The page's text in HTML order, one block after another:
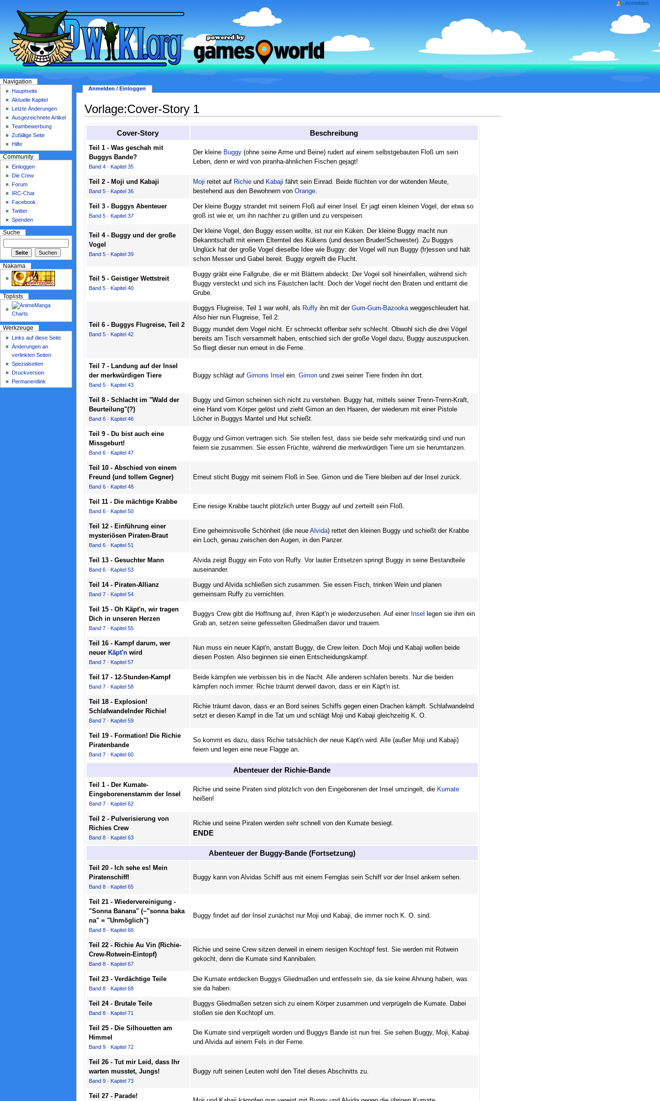
Vorlage:Cover-Story 1
Cover-Story Beschreibung
Teil 1 - Was geschah mit
Buggys Bande?
Band 4· Kapitel 35
Der kleine Buggy(ohne seine Arme und Beine) rudert auf einem selbstgebauten Floß um sein
Leben, denn er wird von piranha-ähnlichen Fischen gejagt!
Teil 2 - Moji und Kabaji
Band 5· Kapitel 36
Moji reitet auf Richieund Kabaji fährt sein Einrad. Beide flüchten vor der wütenden Meute,
bestehend aus den Bewohnern von Orange.
Teil 3 - Buggys Abenteuer
Band 5· Kapitel 37
Der kleine Buggy strandet mit seinem Floß auf einer Insel. Er jagt einen kleinen Vogel, der etwa so
groß ist wie er, um ihn nachher zu grillen und zu verspeisen.
Teil 4 - Buggy und der große
Vogel
Band 5· Kapitel 39
Der kleine Vogel, den Buggy essen wollte, ist nur ein Küken. Der kleine Buggy macht nun
Bekanntschaft mit einem Elternteil des Kükens (und dessen Bruder/Schwester). Zu Buggys
Unglück hat der große Vogel dieselbe Idee wie Buggy: der Vogel will nun Buggy (fr)essen und hält
schon Messer und Gabel bereit. Buggy ergreift die Flucht.
Teil 5 - Geistiger Wettstreit
Band 5· Kapitel 40
Buggy gräbt eine Fallgrube, die er mit Blättern abdeckt. Der Vogel soll hineinfallen, während sich
Buggy versteckt und sich ins Fäustchen lacht. Doch der Vogel riecht den Braten und enttarnt die
Grube.
Teil 6 - Buggys Flugreise, Teil 2
Band 5· Kapitel 42
Buggys Flugreise, Teil 1 war wohl, als Ruffyihn mit der Gum-Gum-Bazookaweggeschleudert hat.
Also hier nun Flugreise, Teil 2:
Buggy mundet dem Vogel nicht. Er schmeckt offenbar sehr schlecht. Obwohl sich die drei Vögel
bereits am Tisch versammelt haben, entschied sich der große Vogel dazu, Buggy auszuspucken.
So fliegt dieser nun erneut in die Ferne.
Teil 7 - Landung auf der Insel
der merkwürdigen Tiere
Band 5· Kapitel 43
Buggy schlägt auf Gimons Insel ein. Gimonund zwei seiner Tiere finden ihn dort.
Teil 8 - Schlacht im "Wald der
Beurteilung"(?)
Band 6· Kapitel 46
Buggy und Gimon scheinen sich nicht zu verstehen. Buggy hat, mittels seiner Trenn-Trenn-Kraft,
eine Hand vom Körper gelöst und zieht Gimon an den Haaren, der wiederum mit einer Pistole
Löcher in Buggys Mantel und Hut schießt.
Teil 9 - Du bist auch eine
Missgeburt!
Band 6· Kapitel 47
Buggy und Gimon vertragen sich. Sie stellen fest, dass sie beide sehr merkwürdig sind und nun
feiern sie zusammen. Sie essen Früchte, während die merkwürdigen Tiere um sie herumtanzen.
Teil 10 - Abschied von einem
Freund (und tollem Gegner)
Band 6· Kapitel 48
Erneut sticht Buggy mit seinem Floß in See. Gimon und die Tiere bleiben auf der Insel zurück.
Teil 11 - Die mächtige Krabbe
Band 6· Kapitel 50
Eine riesige Krabbe taucht plötzlich unter Buggy auf und zerteilt sein Floß.
Teil 12 - Einführung einer
mysteriösen Piraten-Braut
Band 6· Kapitel 51
Eine geheimnisvolle Schönheit (die neue Alvida) rettet den kleinen Buggy und schießt der Krabbe
ein Loch, genau zwischen den Augen, in den Panzer.
Teil 13 - Gesuchter Mann
Band 6· Kapitel 53
Alvida zeigt Buggy ein Foto von Ruffy. Vor lauter Entsetzen springt Buggy in seine Bestandteile
auseinander.
Teil 14 - Piraten-Allianz
Band 7· Kapitel 54
Buggy und Alvida schließen sich zusammen. Sie essen Fisch, trinken Wein und planen
gemeinsam Ruffy zu vernichten.
Teil 15 - Oh Käpt'n, wir tragen
Dich in unseren Herzen
Band 7· Kapitel 55
Buggys Crew gibt die Hoffnung auf, ihren Käpt'n je wiederzusehen. Auf einer Insel
legen sie ihm ein
Grab an, setzen seine gefesselten Gliedmaßen davor und trauern.
Teil 16 - Kampf darum, wer
neuer Käpt'nwird
Band 7· Kapitel 57
Nun muss ein neuer Käpt'n, anstatt Buggy, die Crew leiten. Doch Moji und Kabaji wollen beide
diesen Posten. Also beginnen sie einen Entscheidungskampf.
Teil 17 - 12-Stunden-Kampf
Band 7· Kapitel 58
Beide kämpfen wie verbissen bis in die Nacht. Alle anderen schlafen bereits. Nur die beiden
kämpfen noch immer. Richie träumt derweil davon, dass er ein Käpt'n ist.
Teil 18 - Explosion!
Schlafwandelnder Richie!
Band 7· Kapitel 59
Richie träumt davon, dass er an Bord seines Schiffs gegen einen Drachen kämpft. Schlafwandelnd
setzt er diesen Kampf in die Tat um und schlägt Moji und Kabaji gleichzeitig K. O.
Teil 19 - Formation! Die Richie
Piratenbande
Band 7· Kapitel 60
So kommt es dazu, dass Richie tatsächlich der neue Käpt'n wird. Alle (außer Moji und Kabaji)
feiern und legen eine neue Flagge an.
Abenteuer der Richie-Bande
Teil 1 - Der Kumate-
Eingeborenenstamm der Insel
Band 7· Kapitel 62
Richie und seine Piraten sind plötzlich von den Eingeborenen der Insel umzingelt, die Kumate
heißen!
Teil 2 - Pulverisierung von
Richies Crew
Band 8· Kapitel 63
Richie und seine Piraten werden sehr schnell von den Kumate besiegt.
ENDE
Abenteuer der Buggy-Bande (Fortsetzung)
Teil 20 - Ich sehe es! Mein
Piratenschiff!
Band 8· Kapitel 65
Buggy kann von Alvidas Schiff aus mit einem Fernglas sein Schiff vor der Insel ankern sehen.
Teil 21 - Wiedervereinigung -
"Sonna Banana" (~"sonna baka
na" = "Unmöglich")
Band 8· Kapitel 66
Buggy findet auf der Insel zunächst nur Moji und Kabaji, die immer noch K. O. sind.
Teil 22 - Richie Au Vin (Richie-
Crew-Rotwein-Eintopf)
Band 8· Kapitel 67
Richie und seine Crew sitzen derweil in einem riesigen Kochtopf fest. Sie werden mit Rotwein
gekocht, denn die Kumate sind Kannibalen.
Teil 23 - Verdächtige Teile
Band 8· Kapitel 68
Die Kumate entdecken Buggys Gliedmaßen und entfesseln sie, da sie keine Ahnung haben, was
sie da haben.
Teil 24 - Brutale Teile
Band 8· Kapitel 71
Buggys Gliedmaßen setzen sich zu einem Körper zusammen und verprügeln die Kumate. Dabei
stoßen sie den Kochtopf um.
Teil 25 - Die Silhouetten am
Himmel
Band 9· Kapitel 72
Die Kumate sind verprügelt worden und Buggys Bande ist nun frei. Sie sehen Buggy, Moji, Kabaji
und Alvida auf einem Fels in der Ferne.
Teil 26 - Tut mir Leid, dass Ihr
warten musstet, Jungs!
Band 9· Kapitel 73
Buggy ruft seinen Leuten wohl den Titel dieses Abschnitts zu.
Teil 27 - Parade!
Anmelden / Einloggen
Anmelden
Navigation
Hauptseite
Aktuelle Kapitel
Letzte Änderungen
Ausgezeichnete Artikel
Teambewerbung
Zufällige Seite
Hilfe
Community
Einloggen
Die Crew
Forum
IRC-Chat
Facebook
Twitter
Spenden
Suche
Nakama
Toplists
Werkzeuge
Links auf diese Seite
Änderungen an
verlinkten Seiten
Spezialseiten
Druckversion
Permanentlink